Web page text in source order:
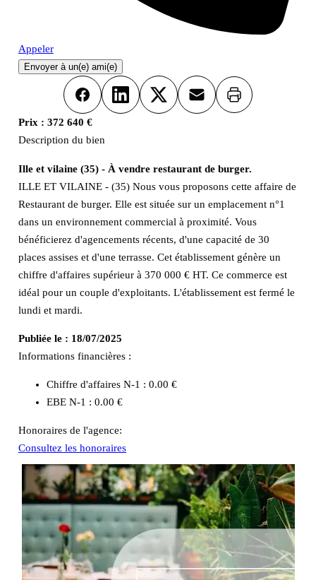
Appeler
Envoyer à un(e) ami(e)
FacebookLinkedInX Email Imprimer
Prix : 372 640 €
Description du bien
Ille et vilaine (35) - À vendre restaurant de burger.
ILLE ET VILAINE - (35) Nous vous proposons cette affaire de
Restaurant de burger. Elle est située sur un emplacement n°1
dans un environnement commercial à proximité. Vous
bénéficierez d'agencements récents, d'une capacité de 30
places assises et d'une terrasse. Cet établissement génère un
chiffre d'affaires supérieur à 370 000 € HT. Ce commerce est
idéal pour un couple d'exploitants. L'établissement est fermé le
lundi et mardi.
Publiée le : 18/07/2025
Informations financières :
Chiffre d'affaires N-1 : 0.00 €
EBE N-1 : 0.00 €
Honoraires de l'agence:
Consultez les honoraires